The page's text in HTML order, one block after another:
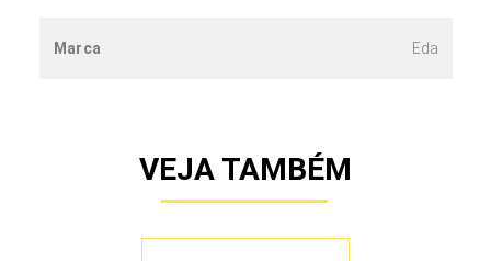
Marca Eda
VEJA TAMBÉM